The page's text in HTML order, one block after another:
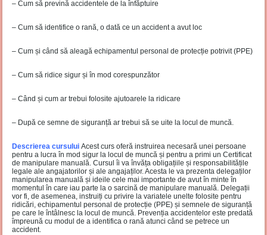
– Cum să prevină accidentele de la înfăptuire
– Cum să identifice o rană, o dată ce un accident a avut loc
– Cum și când să aleagă echipamentul personal de protecție potrivit (PPE)
– Cum să ridice sigur și în mod corespunzător
– Când și cum ar trebui folosite ajutoarele la ridicare
– După ce semne de siguranță ar trebui să se uite la locul de muncă.
Descrierea cursuluiAcest curs oferă instruirea necesară unei persoane
pentru a lucra în mod sigur la locul de muncă și pentru a primi un Certificat
de manipulare manuală. Cursul îi va învăța obligațiile și responsabilitățile
legale ale angajatorilor și ale angajaților. Acesta le va prezenta delegaților
manipularea manuală și ideile cele mai importante de avut în minte în
momentul în care iau parte la o sarcină de manipulare manuală. Delegații
vor fi, de asemenea, instruiți cu privire la variatele unelte folosite pentru
ridicări, echipamentul personal de protecție (PPE) și semnele de siguranță
pe care le întâlnesc la locul de muncă. Prevenția accidentelor este predată
împreună cu modul de a identifica o rană atunci când se petrece un
accident.